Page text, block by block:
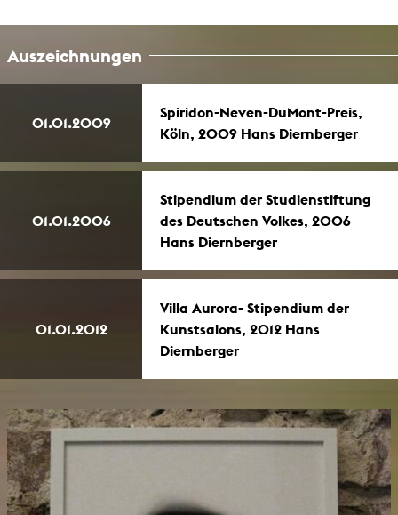
Auszeichnungen
01.01.2009
Spiridon-Neven-DuMont-Preis,
Köln, 2009 Hans Diernberger
01.01.2006
Stipendium der Studienstiftung
des Deutschen Volkes, 2006
Hans Diernberger
01.01.2012
Villa Aurora- Stipendium der
Kunstsalons, 2012 Hans
Diernberger